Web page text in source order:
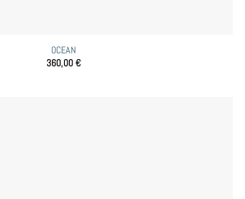
OCEAN
360,00€